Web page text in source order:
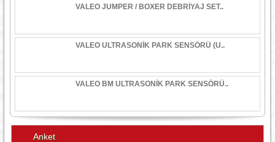
VALEO JUMPER / BOXER DEBRİYAJ SET..
VALEO ULTRASONİK PARK SENSÖRÜ (U..
VALEO BM ULTRASONİK PARK SENSÖRÜ..
Anket